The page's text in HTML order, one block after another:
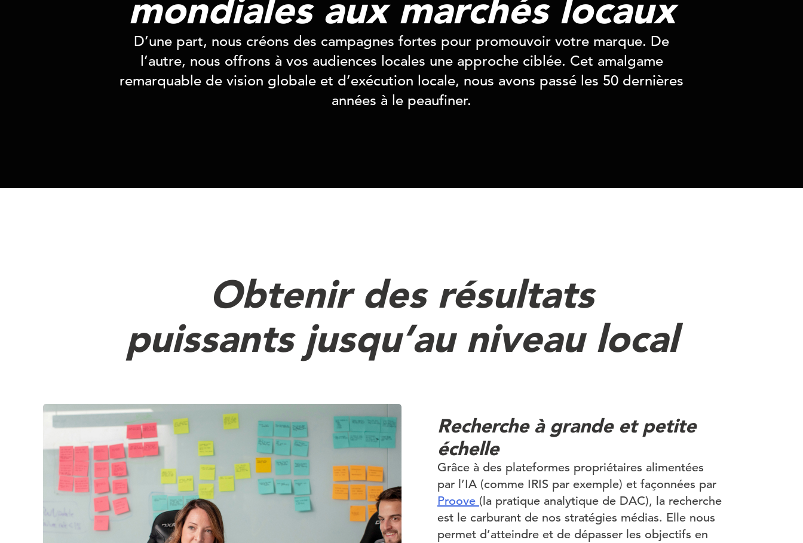
mondiales aux marchés locaux
D’une part, nous créons des campagnes fortes pour promouvoir votre marque. De
l’autre, nous offrons à vos audiences locales une approche ciblée. Cet amalgame
remarquable de vision globale et d’exécution locale, nous avons passé les 50 dernières
années à le peaufiner.
Obtenir des résultats
puissants jusqu’au niveau local
Recherche à grande et petite
échelle
Grâce à des plateformes propriétaires alimentées
par l’IA (comme IRIS par exemple) et façonnées par
Proove (la pratique analytique de DAC), la recherche
est le carburant de nos stratégies médias. Elle nous
permet d’atteindre et de dépasser les objectifs en